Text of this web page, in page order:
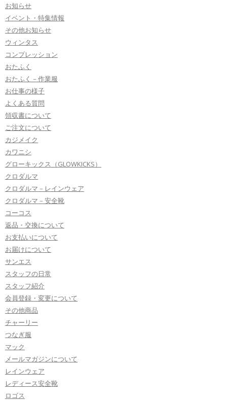
お知らせ
イベント・特集情報
その他お知らせ
ウィンタス
コンプレッション
おたふく
おたふく－作業服
お仕事の様子
よくある質問
領収書について
ご注文について
カジメイク
カワニシ
グローキックス（GLOWKICKS）
クロダルマ
クロダルマ－レインウェア
クロダルマ－安全靴
コーコス
返品・交換について
お支払いについて
お届けについて
サンエス
スタッフの日常
スタッフ紹介
会員登録・変更について
その他商品
チャーリー
つなぎ服
マック
メールマガジンについて
レインウェア
レディース安全靴
ロゴス